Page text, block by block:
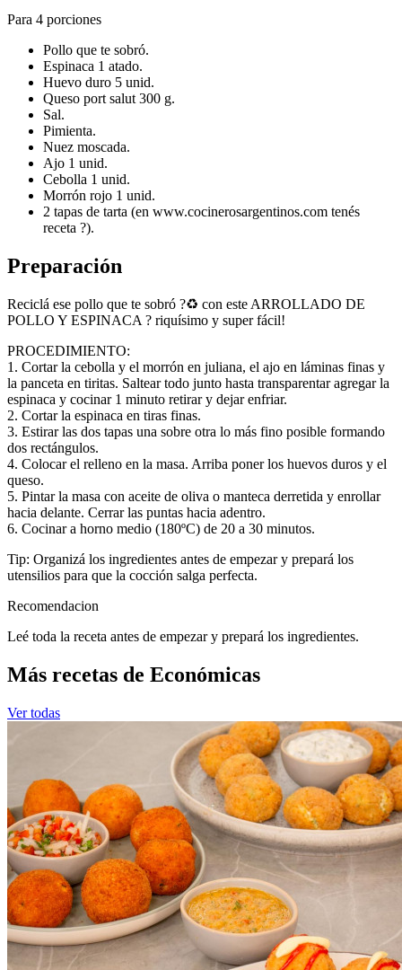
Para 4 porciones
Pollo que te sobró.
Espinaca 1 atado.
Huevo duro 5 unid.
Queso port salut 300 g.
Sal.
Pimienta.
Nuez moscada.
Ajo 1 unid.
Cebolla 1 unid.
Morrón rojo 1 unid.
2 tapas de tarta (en www.cocinerosargentinos.com tenés
receta ?).
Preparación
Reciclá ese pollo que te sobró ?♻️ con este ARROLLADO DE
POLLO Y ESPINACA ? riquísimo y super fácil!
PROCEDIMIENTO:
1. Cortar la cebolla y el morrón en juliana, el ajo en láminas finas y
la panceta en tiritas. Saltear todo junto hasta transparentar agregar la
espinaca y cocinar 1 minuto retirar y dejar enfriar.
2. Cortar la espinaca en tiras finas.
3. Estirar las dos tapas una sobre otra lo más fino posible formando
dos rectángulos.
4. Colocar el relleno en la masa. Arriba poner los huevos duros y el
queso.
5. Pintar la masa con aceite de oliva o manteca derretida y enrollar
hacia delante. Cerrar las puntas hacia adentro.
6. Cocinar a horno medio (180ºC) de 20 a 30 minutos.
Tip: Organizá los ingredientes antes de empezar y prepará los
utensilios para que la cocción salga perfecta.
Recomendacion
Leé toda la receta antes de empezar y prepará los ingredientes.
Más recetas de Económicas
Ver todas